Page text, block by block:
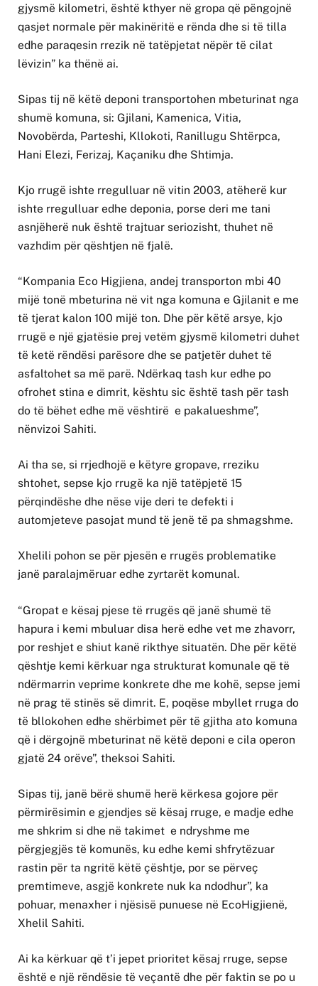
gjysmë kilometri, është kthyer në gropa që pëngojnë
qasjet normale për makinëritë e rënda dhe si të tilla
edhe paraqesin rrezik në tatëpjetat nëpër të cilat
lëvizin” ka thënë ai.
Sipas tij në këtë deponi transportohen mbeturinat nga
shumë komuna, si: Gjilani, Kamenica, Vitia,
Novobërda, Parteshi, Kllokoti, Ranillugu Shtërpca,
Hani Elezi, Ferizaj, Kaçaniku dhe Shtimja.
Kjo rrugë ishte rregulluar në vitin 2003, atëherë kur
ishte rregulluar edhe deponia, porse deri me tani
asnjëherë nuk është trajtuar seriozisht, thuhet në
vazhdim për qështjen në fjalë.
“Kompania Eco Higjiena, andej transporton mbi 40
mijë tonë mbeturina në vit nga komuna e Gjilanit e me
të tjerat kalon 100 mijë ton. Dhe për këtë arsye, kjo
rrugë e një gjatësie prej vetëm gjysmë kilometri duhet
të ketë rëndësi parësore dhe se patjetër duhet të
asfaltohet sa më parë. Ndërkaq tash kur edhe po
ofrohet stina e dimrit, kështu sic është tash për tash
do të bëhet edhe më vështirë e pakalueshme”,
nënvizoi Sahiti.
Ai tha se, si rrjedhojë e këtyre gropave, rreziku
shtohet, sepse kjo rrugë ka një tatëpjetë 15
përqindëshe dhe nëse vije deri te defekti i
automjeteve pasojat mund të jenë të pa shmagshme.
Xhelili pohon se për pjesën e rrugës problematike
janë paralajmëruar edhe zyrtarët komunal.
“Gropat e kësaj pjese të rrugës që janë shumë të
hapura i kemi mbuluar disa herë edhe vet me zhavorr,
por reshjet e shiut kanë rikthye situatën. Dhe për këtë
qështje kemi kërkuar nga strukturat komunale që të
ndërmarrin veprime konkrete dhe me kohë, sepse jemi
në prag të stinës së dimrit. E, poqëse mbyllet rruga do
të bllokohen edhe shërbimet për të gjitha ato komuna
që i dërgojnë mbeturinat në këtë deponi e cila operon
gjatë 24 orëve”, theksoi Sahiti.
Sipas tij, janë bërë shumë herë kërkesa gojore për
përmirësimin e gjendjes së kësaj rruge, e madje edhe
me shkrim si dhe në takimet e ndryshme me
përgjegjës të komunës, ku edhe kemi shfrytëzuar
rastin për ta ngritë këtë çështje, por se përveç
premtimeve, asgjë konkrete nuk ka ndodhur”, ka
pohuar, menaxher i njësisë punuese në EcoHigjienë,
Xhelil Sahiti.
Ai ka kërkuar që t’i jepet prioritet kësaj rruge, sepse
është e një rëndësie të veçantë dhe për faktin se po u